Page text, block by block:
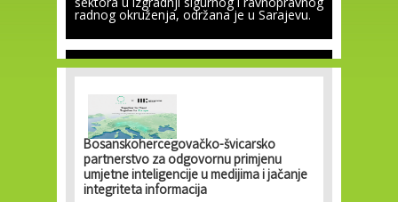
radnog okruženja, održana je u Sarajevu.
Bosanskohercegovačko-švicarsko
partnerstvo za odgovornu primjenu
umjetne inteligencije u medijima i jačanje
integriteta informacija